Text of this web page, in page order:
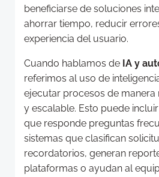
beneficiarse de soluciones
ahorrar tiempo, reducir
experiencia del usuario.
Cuando hablamos de IA y
referimos al uso de
ejecutar procesos de manera
y escalable. Esto puede
que responde preguntas
sistemas que clasifican
recordatorios, generan
plataformas o ayudan al